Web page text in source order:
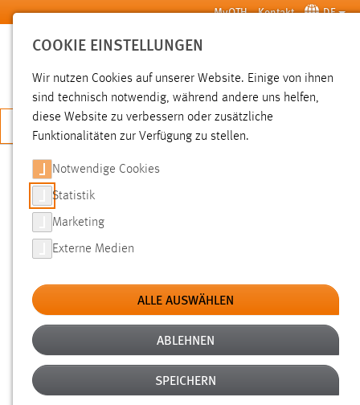
Zum Hauptinhalt springen MyOTH Kontakt DE
SUCHE
JETZT BEWERBEN
SUCHE
FILTER
Typ
Erstellungsdatum
Alter
COOKIE EINSTELLUNGEN
Wir nutzen Cookies auf unserer Website. Einige von ihnen
sind technisch notwendig, während andere uns helfen,
diese Website zu verbessern oder zusätzliche
Funktionalitäten zur Verfügung zu stellen.
Notwendige Cookies
Statistik
Marketing
Externe Medien
ALLE AUSWÄHLEN
ABLEHNEN
SPEICHERN